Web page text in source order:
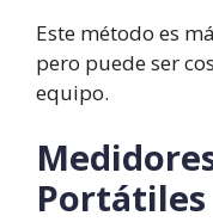
Este método es
pero puede ser
equipo.
Portátiles